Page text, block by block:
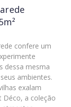
confere um
dessa mesma
ambientes.
exalam
Déco, a coleção